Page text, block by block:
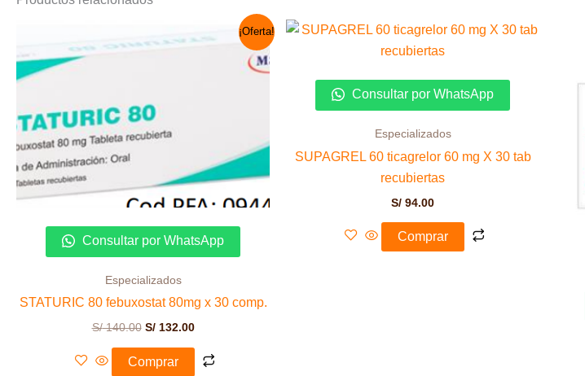
¡Oferta!
Consultar por WhatsApp
Especializados
STATURIC 80 febuxostat 80mg x 30 comp.
S/140.00
precio
S/132.00
precio
Comprar
Consultar por WhatsApp
Especializados
SUPAGREL 60 ticagrelor 60 mg X 30 tab
recubiertas
S/ 94.00
Comprar